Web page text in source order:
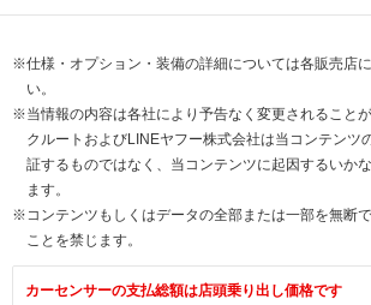
※仕様・オプション・装備の詳細については各販売店
い。
※当情報の内容は各社により予告なく変更されること
クルートおよびLINEヤフー株式会社は当コンテンツ
証するものではなく、当コンテンツに起因するいか
ます。
※コンテンツもしくはデータの全部または一部を無断
ことを禁じます。
カーセンサーの支払総額は店頭乗り出し価格です